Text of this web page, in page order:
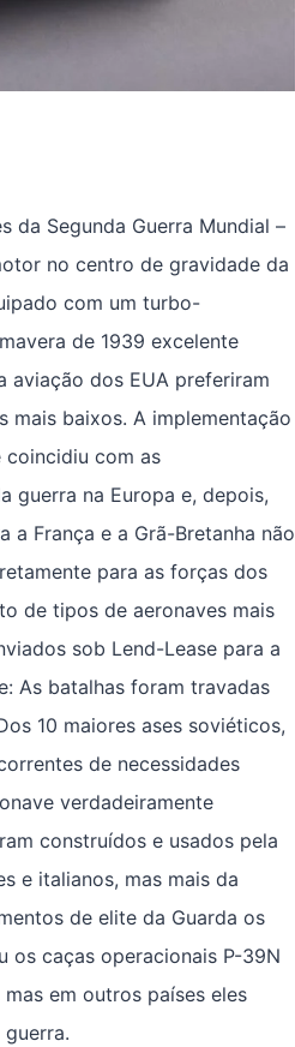
da Segunda Guerra Mundial –
no centro de gravidade da
com um turbo-
de 1939 excelente
aviação dos EUA preferiram
mais baixos. A implementação
coincidiu com as
guerra na Europa e, depois,
a França e a Grã-Bretanha não
para as forças dos
de tipos de aeronaves mais
sob Lend-Lease para a
As batalhas foram travadas
10 maiores ases soviéticos,
de necessidades
verdadeiramente
construídos e usados ​​pela
e italianos, mas mais da
de elite da Guarda os
os caças operacionais P-39N
em outros países eles